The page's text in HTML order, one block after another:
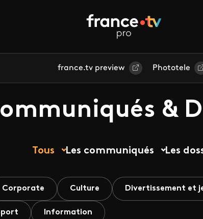
france.tv preview Phototele
&
Tous Les communiqués Les
Corporate Culture Divertissement et
Information